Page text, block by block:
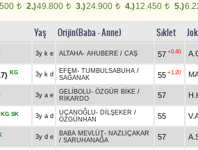
t 2.)49.800 t 3.)24.900 t 4.)12.450 t 5.)
Yaş Orijin(Baba - Anne) Sıklet
3y k e ALTAHA- AHUBERE / CAŞ 57 +0.40
KG 3y k d EFEM - TUMBULSABUHA /
SAĞANAK
55 +1.20
3y a e GELİBOLU- ÖZGÜR BİKE /
RİKARDO
57
KG SK 3y a d UÇANOĞLU- DİLŞEKER /
ÖZGÜNHAN
55
3y d e BABA MEVLÜT- NAZLIÇAKAR
/ SARUHANAĞA 57